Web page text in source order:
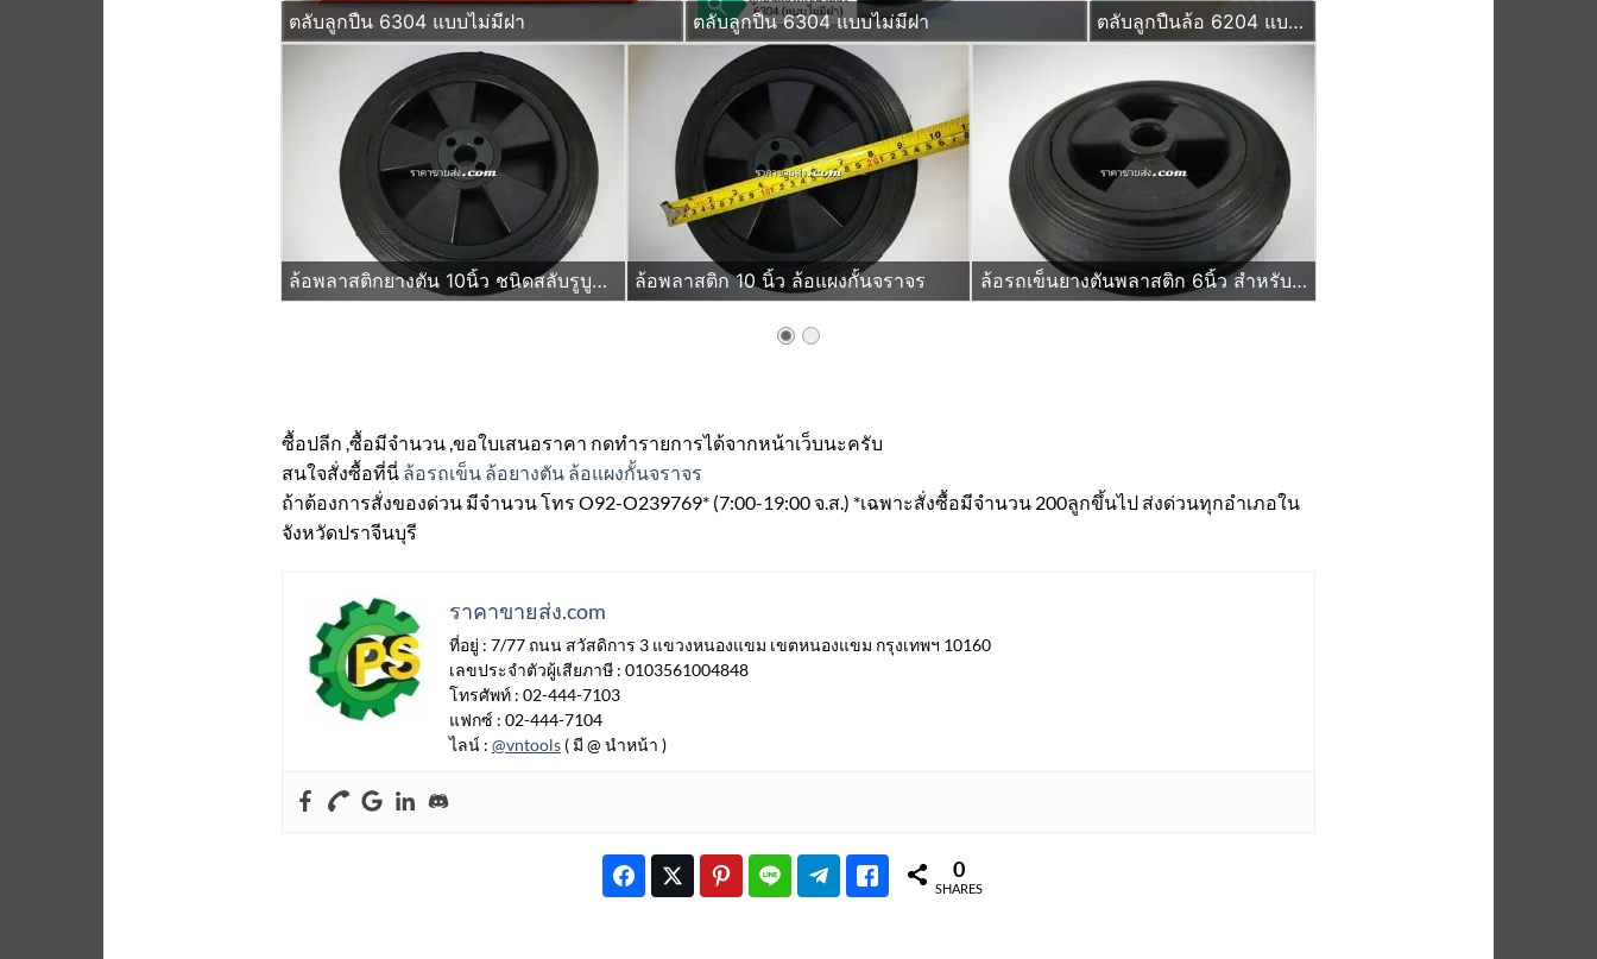
ตลับลูกปืน 6304 แบบไม่มีฝา ตลับลูกปืน 6304 แบบไม่มีฝา ตลับลูกปืนล้อ 6204 แบบไม่มีฝ
ล้อพลาสติกยางตัน 10นิ้ว ชนิดสลับรูบูชและเปลี่ยนมาใส่ลูกปืนได้ด้วย ล้อพลาสติก 10 นิ้ว ล้อแผงกั้นจราจร ล้อรถเข็นยางตันพลาสติก 6นิ้ว สำหรับเป็นล้ออะไหล่ รถเข็นผัก รถเข็นของ แผงป้ายจราจร
ซื้อปลีก ,ซื้อมีจำนวน ,ขอใบเสนอราคา กดทำรายการได้จากหน้าเว็บนะครับ
สนใจสั่งซื้อที่นี่ ล้อรถเข็น ล้อยางตัน ล้อแผงกั้นจราจร
ถ้าต้องการสั่งของด่วน มีจำนวน โทร O92-O239769* (7:00-19:00 จ.ส.) *เฉพาะสั่งซื้อมีจำนวน 200ลูกขึ้นไป ส่งด่วนทุกอำเภอใน
จังหวัดปราจีนบุรี
ราคาขายส่ง.com
ที่อยู่ : 7/77 ถนน สวัสดิการ 3 แขวงหนองแขม เขตหนองแขม กรุงเทพฯ 10160
เลขประจำตัวผู้เสียภาษี : 0103561004848
โทรศัพท์ : 02-444-7103
แฟกซ์ : 02-444-7104
ไลน์ : @vntools ( มี @ นำหน้า )
0
SHARES